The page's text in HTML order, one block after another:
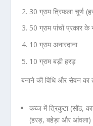
30 ग्राम त्रिफला चूर्ण
50 ग्राम पांचों प्रकार
10 ग्राम अनारदाना
10 ग्राम बड़ी हरड़
बनाने की विधि और सेवन का
कब्ज में त्रिकुटा (सोंठ,
(हरड़, बहेड़ा और आंवला)